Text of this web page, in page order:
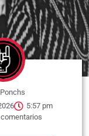
5:57 pm